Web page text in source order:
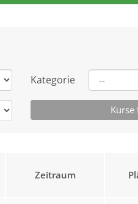
Kategorie
Zeitraum